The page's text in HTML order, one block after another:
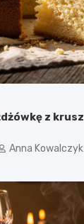
z
Anna Kowalczyk